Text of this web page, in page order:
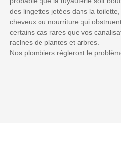
des lingettes jetées dans la
cheveux ou nourriture qui
certains cas rares que vos
racines de plantes et arbres.
Nos plombiers régleront le